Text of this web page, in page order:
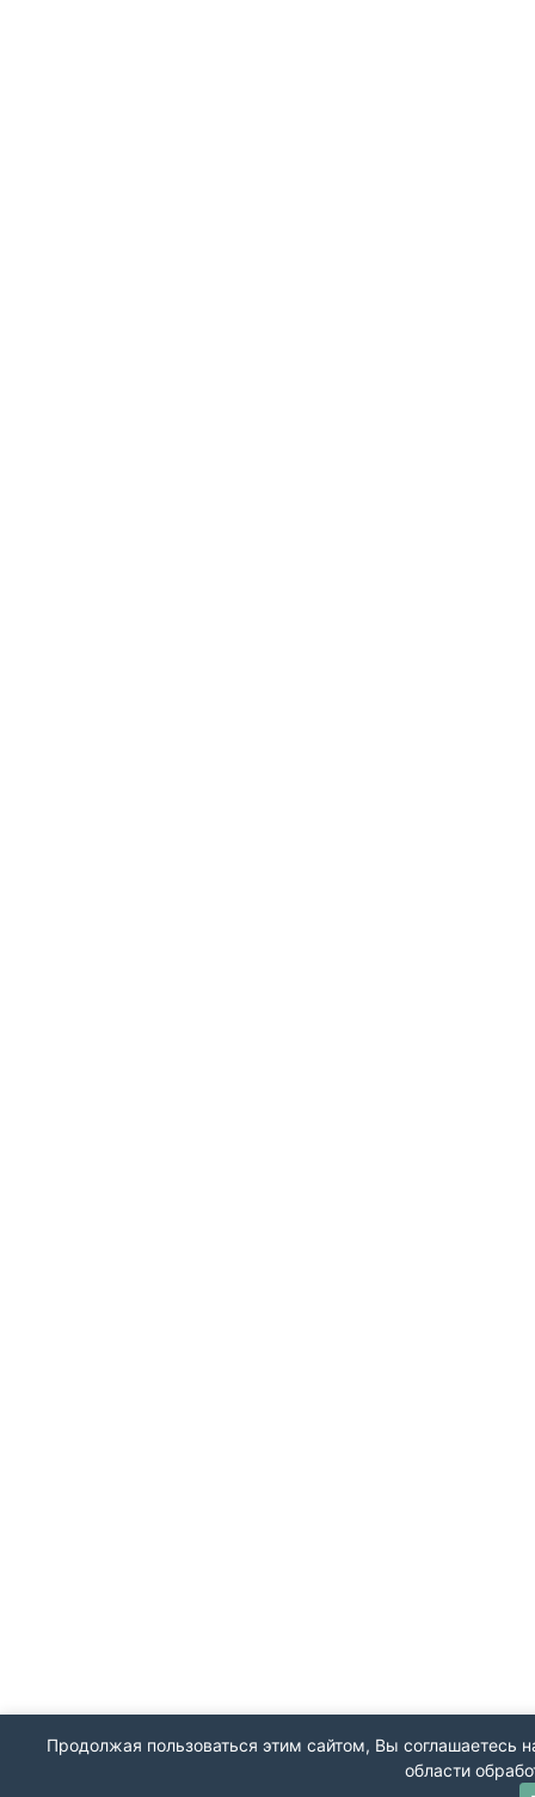
Продолжая пользоваться этим сайтом, Вы соглашаетесь
области